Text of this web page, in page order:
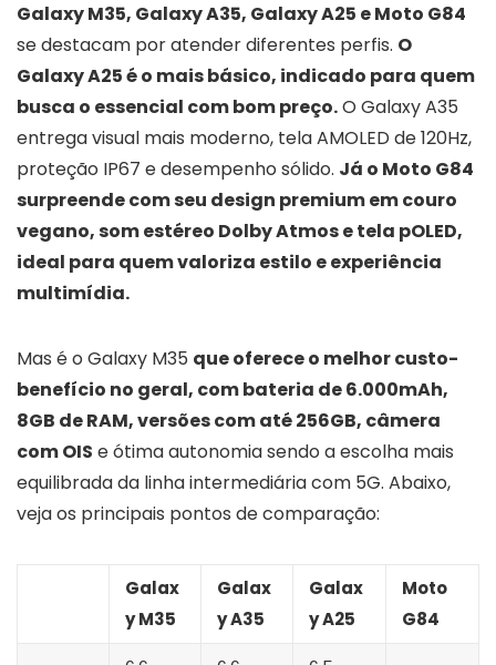
Galaxy M35, Galaxy A35, Galaxy A25 e Moto G84
se destacam por atender diferentes perfis. O
Galaxy A25 é o mais básico, indicado para quem
busca o essencial com bom preço.O Galaxy A35
entrega visual mais moderno, tela AMOLED de 120Hz,
proteção IP67 e desempenho sólido. Já o Moto G84
surpreende com seu design premium em couro
vegano, som estéreo Dolby Atmos e tela pOLED,
ideal para quem valoriza estilo e experiência
multimídia.
Mas é o Galaxy M35 que oferece o melhor custo-
benefício no geral, com bateria de 6.000mAh,
8GB de RAM, versões com até 256GB, câmera
com OIS e ótima autonomia sendo a escolha mais
equilibrada da linha intermediária com 5G. Abaixo,
veja os principais pontos de comparação:
Galax
y M35
Galax
y A35
Galax
y A25
Moto
G84